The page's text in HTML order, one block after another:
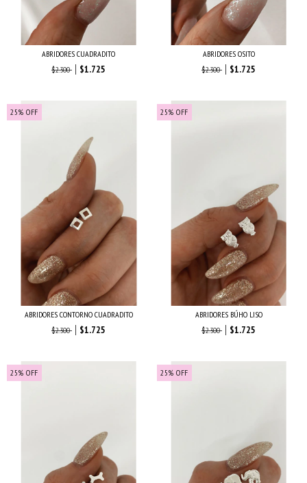
ABRIDORES CUADRADITO
$2.300
$1.725
ABRIDORES OSITO
$2.300
$1.725
25% OFF
ABRIDORES CONTORNO CUADRADITO
$2.300
$1.725
25% OFF
ABRIDORES BÚHO LISO
$2.300
$1.725
25% OFF 25% OFF